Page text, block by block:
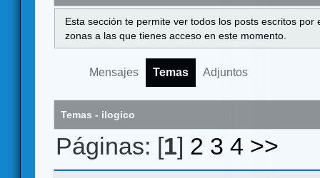
Esta sección te permite ver todos los posts escritos
zonas a las que tienes acceso en este momento.
Mensajes Temas Adjuntos
Temas - ilogico
Páginas: [1] 2 3 4 >>